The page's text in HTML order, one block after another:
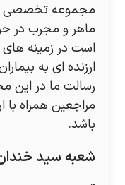
مجموعه تخصصی
ماهر و مجرب در
است در زمینه
ارزنده ای به
رسالت ما در این
مراجعین همراه با
باشد.
شعبه سید